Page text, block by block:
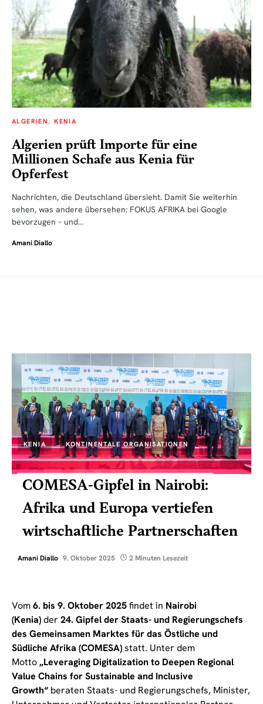
ALGERIEN KENIA
Algerien prüft Importe für eine
Millionen Schafe aus Kenia für
Opferfest
Nachrichten, die Deutschland übersieht. Damit Sie weiterhin
sehen, was andere übersehen: FOKUS AFRIKA bei Google
bevorzugen – und…
Amani Diallo
KENIA KONTINENTALE ORGANISATIONEN
COMESA-Gipfel in Nairobi:
Afrika und Europa vertiefen
wirtschaftliche Partnerschaften
Amani Diallo 9. Oktober 2025 2 Minuten Lesezeit
Vom6. bis 9. Oktober 2025findet in Nairobi
(Kenia)der 24. Gipfel der Staats- und Regierungschefs
des Gemeinsamen Marktes für das Östliche und
Südliche Afrika (COMESA)statt. Unter dem
Motto „Leveraging Digitalization to Deepen Regional
Value Chains for Sustainable and Inclusive
Growth“ beraten Staats- und Regierungschefs, Minister,